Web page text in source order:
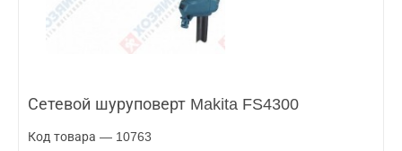
Сетевой шуруповерт Makita FS4300
Код товара — 10763